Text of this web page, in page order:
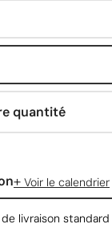
quantité
+ Voir le calendrier
livraison standard